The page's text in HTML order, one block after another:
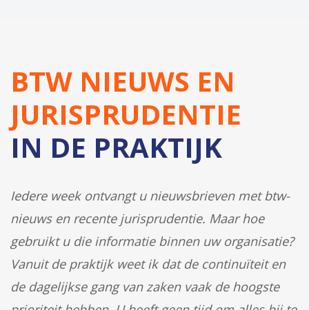
BTW NIEUWS EN
JURISPRUDENTIE
IN DE PRAKTIJK
Iedere week ontvangt u nieuwsbrieven met btw-
nieuws en recente jurisprudentie. Maar hoe
gebruikt u die informatie binnen uw organisatie?
Vanuit de praktijk weet ik dat de continuïteit en
de dagelijkse gang van zaken vaak de hoogste